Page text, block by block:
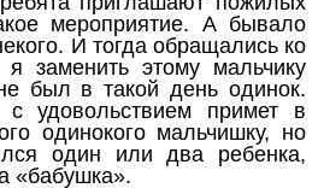
мероприятие. А бывало
И тогда обращались ко
этому мальчику
был в такой день одинок.
удовольствием примет в
одинокого мальчишку, но
один или два ребенка,
«бабушка».